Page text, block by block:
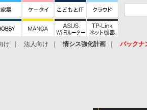
け 法人向け 情シス強化計画
バックナ